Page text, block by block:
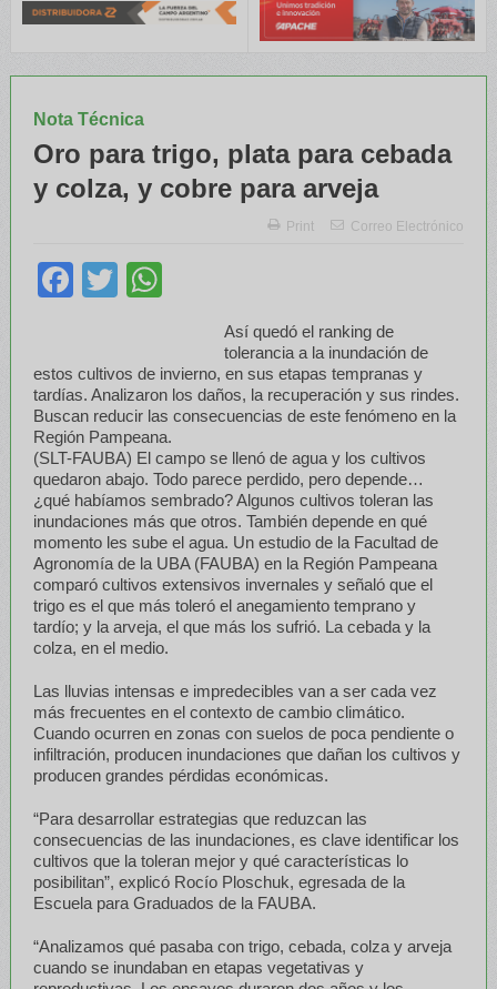
Nota Técnica
Oro para trigo, plata para cebada
y colza, y cobre para arveja
Print Correo Electrónico
Facebook
Twitter
Así quedó el ranking de
tolerancia a la inundación de
estos cultivos de invierno, en sus etapas tempranas y
tardías. Analizaron los daños, la recuperación y sus rindes.
Buscan reducir las consecuencias de este fenómeno en la
Región Pampeana.
(SLT-FAUBA) El campo se llenó de agua y los cultivos
quedaron abajo. Todo parece perdido, pero depende…
¿qué habíamos sembrado? Algunos cultivos toleran las
inundaciones más que otros. También depende en qué
momento les sube el agua. Un estudio de la Facultad de
Agronomía de la UBA (FAUBA) en la Región Pampeana
comparó cultivos extensivos invernales y señaló que el
trigo es el que más toleró el anegamiento temprano y
tardío; y la arveja, el que más los sufrió. La cebada y la
colza, en el medio.
Las lluvias intensas e impredecibles van a ser cada vez
más frecuentes en el contexto de cambio climático.
Cuando ocurren en zonas con suelos de poca pendiente o
infiltración, producen inundaciones que dañan los cultivos y
producen grandes pérdidas económicas.
“Para desarrollar estrategias que reduzcan las
consecuencias de las inundaciones, es clave identificar los
cultivos que la toleran mejor y qué características lo
posibilitan”, explicó Rocío Ploschuk, egresada de la
Escuela para Graduados de la FAUBA.
“Analizamos qué pasaba con trigo, cebada, colza y arveja
cuando se inundaban en etapas vegetativas y